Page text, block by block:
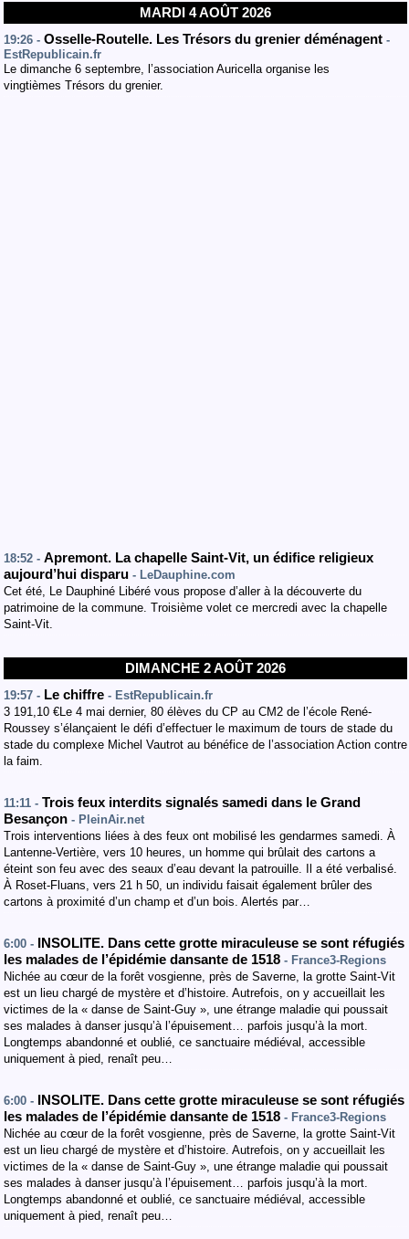
MARDI 4 AOÛT 2026
19:26 - Osselle-Routelle. Les Trésors du grenier déménagent -
EstRepublicain.fr
Le dimanche 6 septembre, l’association Auricella organise les
vingtièmes Trésors du grenier.
18:52 - Apremont. La chapelle Saint-Vit, un édifice religieux
aujourd’hui disparu - LeDauphine.com
Cet été, Le Dauphiné Libéré vous propose d’aller à la découverte du
patrimoine de la commune. Troisième volet ce mercredi avec la chapelle
Saint-Vit.
DIMANCHE 2 AOÛT 2026
19:57 - Le chiffre - EstRepublicain.fr
3 191,10 €Le 4 mai dernier, 80 élèves du CP au CM2 de l’école René-
Roussey s’élançaient le défi d’effectuer le maximum de tours de stade du
stade du complexe Michel Vautrot au bénéfice de l’association Action contre
la faim.
11:11 - Trois feux interdits signalés samedi dans le Grand
Besançon - PleinAir.net
Trois interventions liées à des feux ont mobilisé les gendarmes samedi. À
Lantenne-Vertière, vers 10 heures, un homme qui brûlait des cartons a
éteint son feu avec des seaux d’eau devant la patrouille. Il a été verbalisé.
À Roset-Fluans, vers 21 h 50, un individu faisait également brûler des
cartons à proximité d’un champ et d’un bois. Alertés par…
6:00 -
INSOLITE. Dans cette grotte miraculeuse se sont réfugiés
les malades de l’épidémie dansante de 1518 - France3-Regions
Nichée au cœur de la forêt vosgienne, près de Saverne, la grotte Saint-Vit
est un lieu chargé de mystère et d’histoire. Autrefois, on y accueillait les
victimes de la « danse de Saint-Guy », une étrange maladie qui poussait
ses malades à danser jusqu’à l’épuisement… parfois jusqu’à la mort.
Longtemps abandonné et oublié, ce sanctuaire médiéval, accessible
uniquement à pied, renaît peu…
6:00 -
INSOLITE. Dans cette grotte miraculeuse se sont réfugiés
les malades de l’épidémie dansante de 1518 - France3-Regions
Nichée au cœur de la forêt vosgienne, près de Saverne, la grotte Saint-Vit
est un lieu chargé de mystère et d’histoire. Autrefois, on y accueillait les
victimes de la « danse de Saint-Guy », une étrange maladie qui poussait
ses malades à danser jusqu’à l’épuisement… parfois jusqu’à la mort.
Longtemps abandonné et oublié, ce sanctuaire médiéval, accessible
uniquement à pied, renaît peu…